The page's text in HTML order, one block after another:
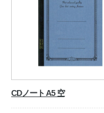
CDノート A5 空